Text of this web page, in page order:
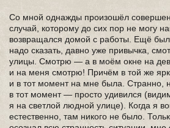
Со мной однажды произошёл
случай, которому до сих пор не могу
возвращался домой с работы. Ещё
надо сказать, давно уже привычка,
улицы. Смотрю — а в моём окне на
и на меня смотрю! Причём в той же
и в тот момент на мне была. Странно,
в тот момент — просто удивился
я на светлой людной улице). Когда я
естественно, там никого не было.